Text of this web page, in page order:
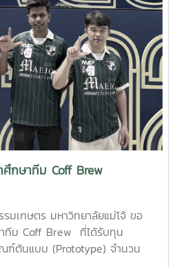
กษาทีม Coff Brew
มเกษตร มหาวิทยาลัยแม่โจ้ ขอ
ทีม Coff Brew ที่ได้รับทุน
ต้นแบบ (Prototype) จำนวน